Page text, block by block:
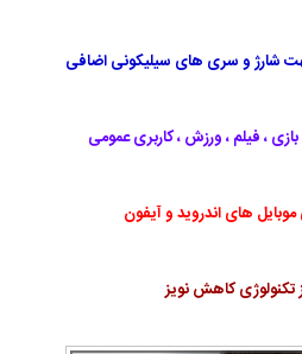
شارژ و سری های سیلیکونی اضافی
، فیلم ، ورزش ، کاربری عمومی
موبایل های اندروید و آیفون
تکنولوژی کاهش نویز